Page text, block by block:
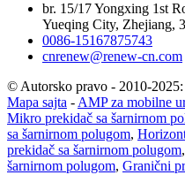
br. 15/17 Yongxing 1st
Yueqing City, Zhejiang,
0086-15167875743
cnrenew@renew-cn.com
© Autorsko pravo - 2010-2025:
Mapa sajta - AMP za mobilne
Mikro prekidač sa šarnirnom
sa šarnirnom polugom,
prekidač sa šarnirnom polugom,
šarnirnom polugom, Granični